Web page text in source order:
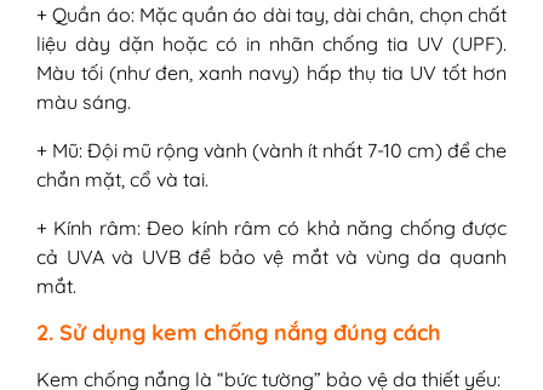
+ Quần áo: Mặc quần áo dài tay, dài chân, chọn chất
liệu dày dặn hoặc có in nhãn chống tia UV (UPF).
Màu tối (như đen, xanh navy) hấp thụ tia UV tốt hơn
màu sáng.
+ Mũ: Đội mũ rộng vành (vành ít nhất 7-10 cm) để che
chắn mặt, cổ và tai.
+ Kính râm: Đeo kính râm có khả năng chống được
cả UVA và UVB để bảo vệ mắt và vùng da quanh
mắt.
2. Sử dụng kem chống nắng đúng cách
Kem chống nắng là “bức tường” bảo vệ da thiết yếu: